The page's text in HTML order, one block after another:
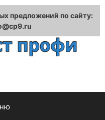
предложений по сайту: